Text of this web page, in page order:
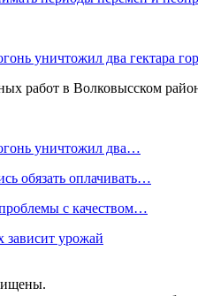
уничтожил два гектара
работ в Волковысском
уничтожил два…
обязать оплачивать…
с качеством…
зависит урожай